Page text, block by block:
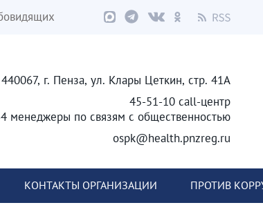
440067, г. Пенза, ул. Клары Цеткин, стр. 41А
45-51-10 call-центр
менеджеры по связям с общественностью
ospk@health.pnzreg.ru
КОНТАКТЫ ОРГАНИЗАЦИИ ПРОТИВ